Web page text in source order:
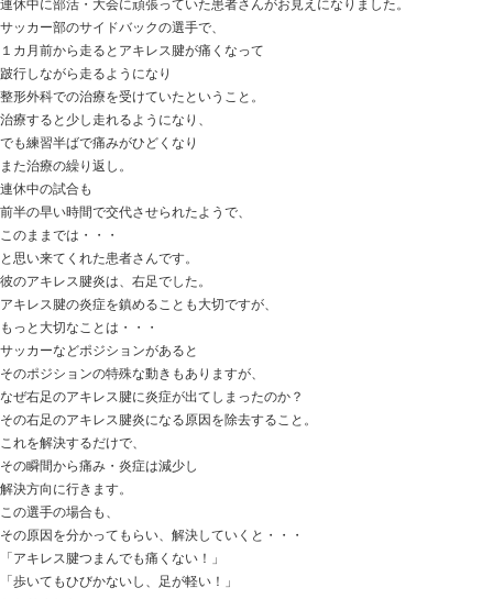
ユガミが・・・
ほとんどなく、
各関節の可動域もほぼ正常。
この方の治療は・・・
首の皮膚の操作
皮膚ですから、首の表面を触る程度の刺激です。
そして寝てもらうと・・・
「肩甲骨が痛くない！」
と、少し驚かれていました。
皮膚から体の状態に影響することも少なくはないです。
非常にソフトな治療ですが、
変化は大きくあります。
強い治療だと、やってもらった感はありますが、
大切なのは効果ですよね。
ときた整骨院
Home
047-340-5560